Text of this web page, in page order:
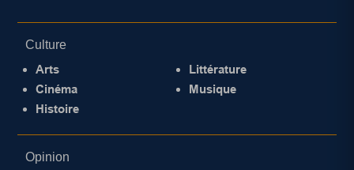
Culture
Arts
Cinéma
Histoire
Littérature
Musique
Opinion